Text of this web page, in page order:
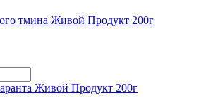
тмина Живой Продукт 200г